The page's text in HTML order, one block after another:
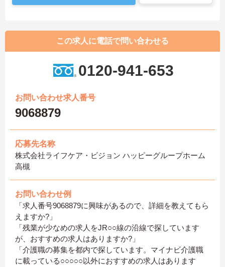
この求人に電話で問い合わせる
0120-941-653
お問い合わせ求人番号
9068879
応募先名称
株式会社ライフケア・ビジョン ハッピーグループホーム
高槻
お問い合わせ例
「求人番号9068879に興味があるので、詳細を教えてもら
えますか?」
「残業が少なめの求人をJR○○線の沿線で探しています
が、おすすめの求人はありますか?」
「介護職の募集を都内で探しています。マイナビ介護職
に載っている○○○○○以外におすすめの求人はあります